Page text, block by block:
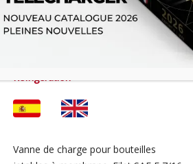
VANNE DE
JETABLES «
Réfrigération
Vanne de charge pour bouteilles